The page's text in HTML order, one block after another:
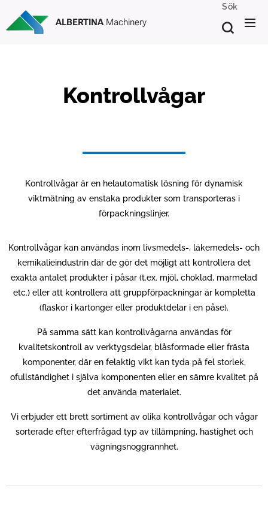
ALBERTINA Machinery
Sök
Kontrollvågar
Kontrollvågar är en helautomatisk lösning för dynamisk
viktmätning av enstaka produkter som transporteras i
förpackningslinjer.
Kontrollvågar kan användas inom livsmedels-, läkemedels- och
kemikalieindustrin där de gör det möjligt att kontrollera det
exakta antalet produkter i påsar (t.ex. mjöl, choklad, marmelad
etc.) eller att kontrollera att gruppförpackningar är kompletta
(flaskor i kartonger eller produktdelar i en påse).
På samma sätt kan kontrollvågarna användas för
kvalitetskontroll av verktygsdelar, blåsformade eller frästa
komponenter, där en felaktig vikt kan tyda på fel storlek,
ofullständighet i själva komponenten eller en sämre kvalitet på
det använda materialet.
Vi erbjuder ett brett sortiment av olika kontrollvågar och vågar
sorterade efter efterfrågad typ av tillämpning, hastighet och
vägningsnoggrannhet.